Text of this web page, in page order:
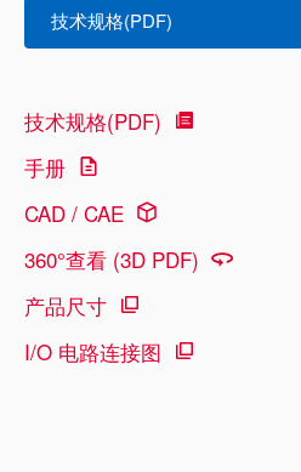
技术规格(PDF)
技术规格(PDF)
手册
CAD / CAE
360°查看 (3D PDF)
产品尺寸
I/O 电路连接图